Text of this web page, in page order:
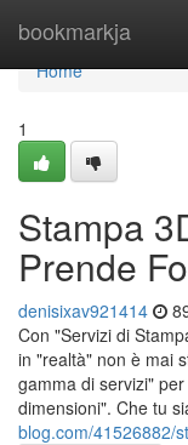
bookmarkja
Home
Home
1
Stampa
Prende
denisixav921414
Con "Servizi di
in "realtà" non è mai
gamma di servizi"
dimensioni". Che tu
blog.com/41526882/